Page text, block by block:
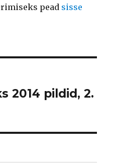
pead sisse
2014 pildid, 2.